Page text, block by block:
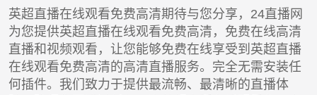
英超直播在线观看免费高清期待与您分享，24直播网
为您提供英超直播在线观看免费高清，免费在线高清
直播和视频观看，让您能够免费在线享受到英超直播
在线观看免费高清的高清直播服务。完全无需安装任
何插件。我们致力于提供最流畅、最清晰的直播体